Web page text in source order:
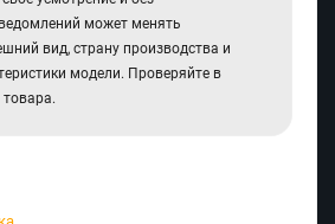
может менять
вид, страну производства и
модели. Проверяйте в